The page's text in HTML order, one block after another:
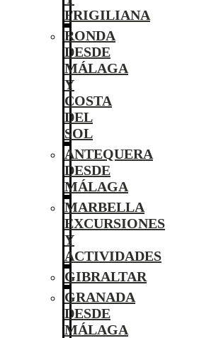
FRIGILIANA
RONDA
DESDE
MÁLAGA
Y
COSTA
DEL
SOL
ANTEQUERA
DESDE
MÁLAGA
MARBELLA
EXCURSIONES
Y
ACTIVIDADES
GIBRALTAR
GRANADA
DESDE
MÁLAGA